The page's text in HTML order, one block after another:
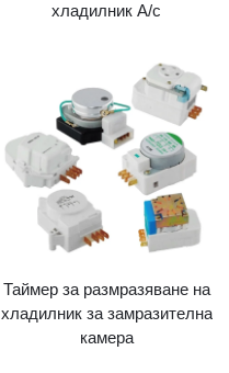
хладилник A/c
Таймер за размразяване на
хладилник за замразителна
камера